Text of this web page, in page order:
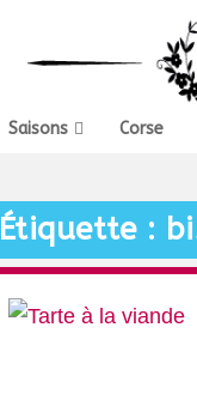
Saisons Corse
Étiquette :